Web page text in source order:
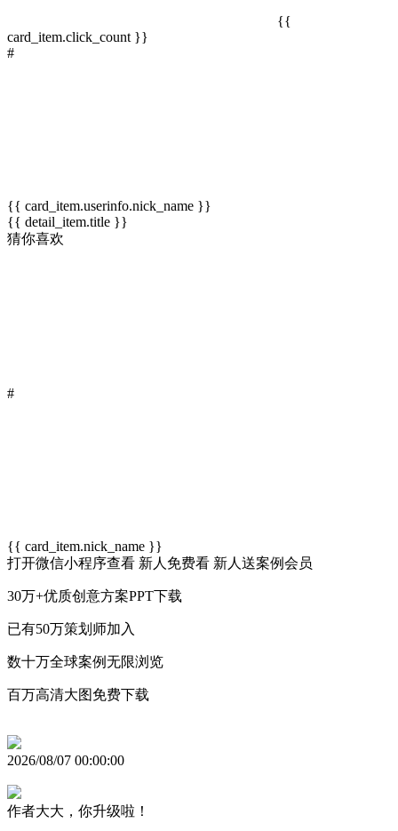
{{
card_item.click_count }}
#
{{ card_item.userinfo.nick_name }}
{{ detail_item.title }}
猜你喜欢
#
{{ card_item.nick_name }}
打开微信小程序查看 新人免费看 新人送案例会员
30万+优质创意方案PPT下载
已有50万策划师加入
数十万全球案例无限浏览
百万高清大图免费下载
2026/08/07 00:00:00
作者大大，你升级啦！